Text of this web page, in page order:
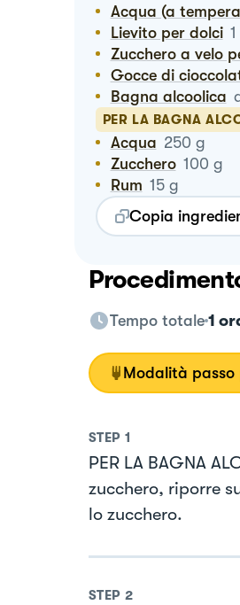
Acqua (a
Lievito per dolci 1
Zucchero a velo
Gocce di
Bagna alcoolica
PER LA BAGNA
Acqua 250 g
Zucchero 100 g
Rum 15 g
Copia
Tempo totale 1
Modalità passo
STEP 1
PER LA BAGNA
zucchero, riporre
lo zucchero.
STEP 2